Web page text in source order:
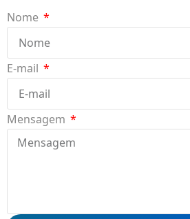
Nome
E-mail
Mensagem